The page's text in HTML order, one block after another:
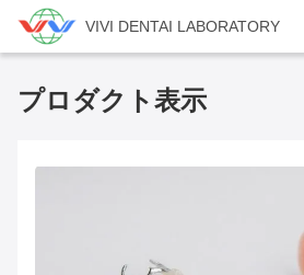
VIVI DENTAI LABORATORY
プロダクト表示